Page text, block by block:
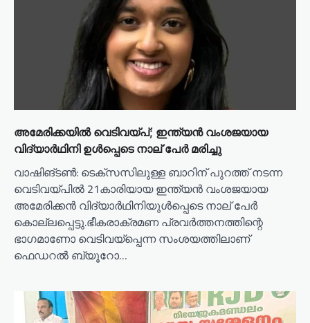
അമേരിക്കയില്‍ വെടിവയ്പ്; ഇന്ത്യന്‍ വംശജയായ
വിദ്യാര്‍ഥിനി ഉള്‍പ്പെടെ നാല് പേര്‍ മരിച്ചു
വാഷിങ്ടണ്‍: ടെക്‌സസിലുള്ള ബാറിന് പുറത്ത് നടന്ന
വെടിവയ്പില്‍ 21കാരിയായ ഇന്ത്യന്‍ വംശജയായ
അമേരിക്കന്‍ വിദ്യാര്‍ഥിനിയുള്‍പ്പെടെ നാല് പേര്‍
കൊല്ലപ്പെട്ടു.ഭീകരാക്രമണ പ്രവര്‍ത്തനത്തിന്റെ
ഭാഗമാണോ വെടിവയ്‌പ്പെന്ന സംശയത്തിലാണ്
ഫെഡറല്‍ ബ്യൂറോ…